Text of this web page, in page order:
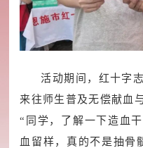
活动期间，红十字
来往师生普及无偿献血
“同学，了解一下造血
血留样，真的不是抽骨